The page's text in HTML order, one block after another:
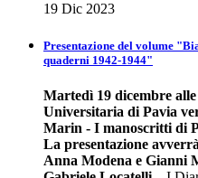
19 Dic 2023
Presentazione del volume
quaderni 1942-1944"
Martedì 19 dicembre
Universitaria di Pavia
Marin - I manoscritti di
La presentazione
Anna Modena e Gianni